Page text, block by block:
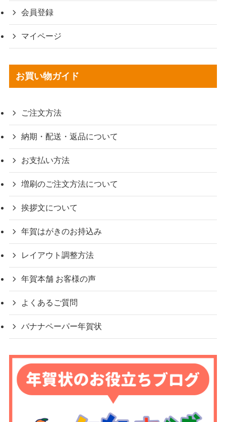
会員登録
マイページ
お買い物ガイド
ご注文方法
納期・配送・返品について
お支払い方法
増刷のご注文方法について
挨拶文について
年賀はがきのお持込み
レイアウト調整方法
年賀本舗 お客様の声
よくあるご質問
バナナペーパー年賀状